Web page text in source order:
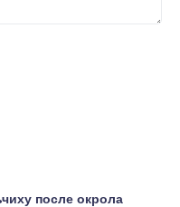
после окрола